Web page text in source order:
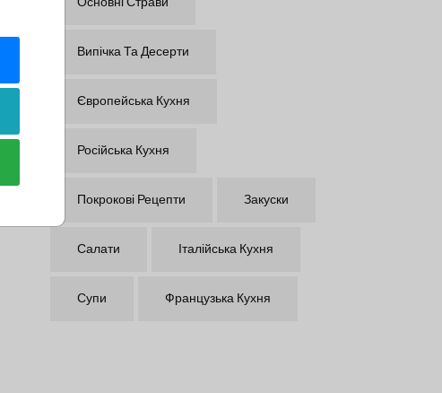
Випічка Та Десерти
Європейська Кухня
Російська Кухня
Покрокові Рецепти Закуски
Салати Італійська Кухня
Супи Французька Кухня